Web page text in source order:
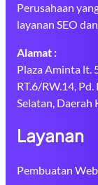
Perusahaan
layanan SEO
Alamat :
Plaza Aminta lt.
RT.6/RW.14,
Selatan,
Layanan
Pembuatan